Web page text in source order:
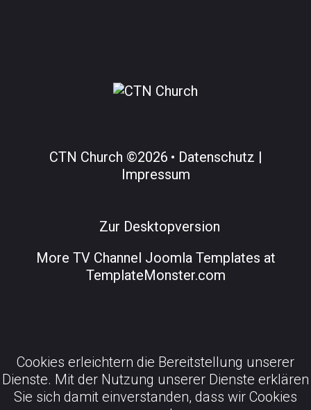
CTN Church ©2026
Datenschutz |
Impressum
Zur Desktopversion
More TV Channel Joomla Templates at
TemplateMonster.com
Cookies erleichtern die Bereitstellung unserer
Dienste. Mit der Nutzung unserer Dienste erklären
Sie sich damit einverstanden, dass wir Cookies